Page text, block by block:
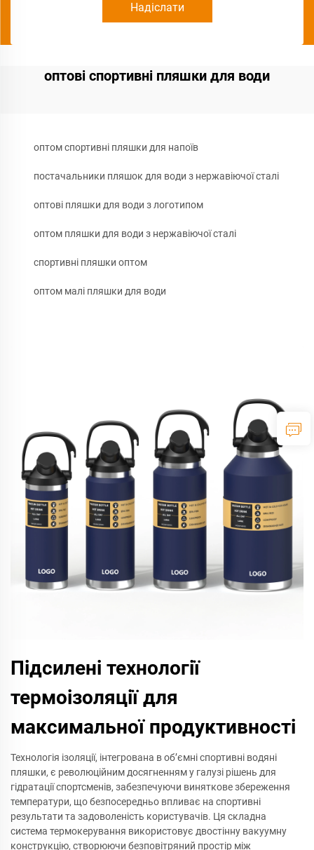
Надіслати
оптові спортивні пляшки для води
оптом спортивні пляшки для напоїв
постачальники пляшок для води з нержавіючої сталі
оптові пляшки для води з логотипом
оптом пляшки для води з нержавіючої сталі
спортивні пляшки оптом
оптом малі пляшки для води
Підсилені технології
термоізоляції для
максимальної продуктивності
Технологія ізоляції, інтегрована в об’ємні спортивні водяні
пляшки, є революційним досягненням у галузі рішень для
гідратації спортсменів, забезпечуючи виняткове збереження
температури, що безпосередньо впливає на спортивні
результати та задоволеність користувачів. Ця складна
система термокерування використовує двостінну вакуумну
конструкцію, створюючи безповітряний простір між